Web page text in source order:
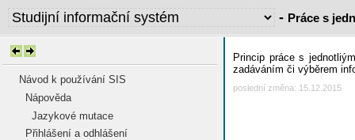
- Práce s
Návod k používání SIS
Nápověda
Jazykové mutace
Přihlášení a odhlášení
Princip práce s
zadáváním či výběrem
poslední změna: 15.12.2015